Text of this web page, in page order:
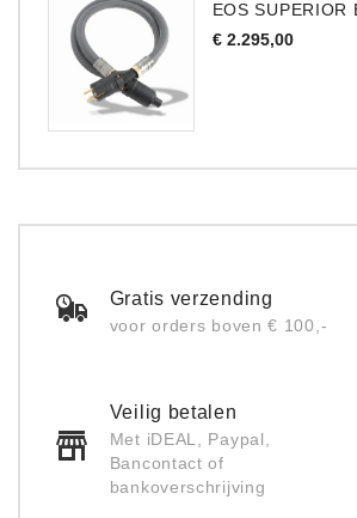
€ 2.295,00Prijs
Gratis verzending
voor orders boven € 100,-
Veilig betalen
Met iDEAL, Paypal,
Bancontact of
bankoverschrijving